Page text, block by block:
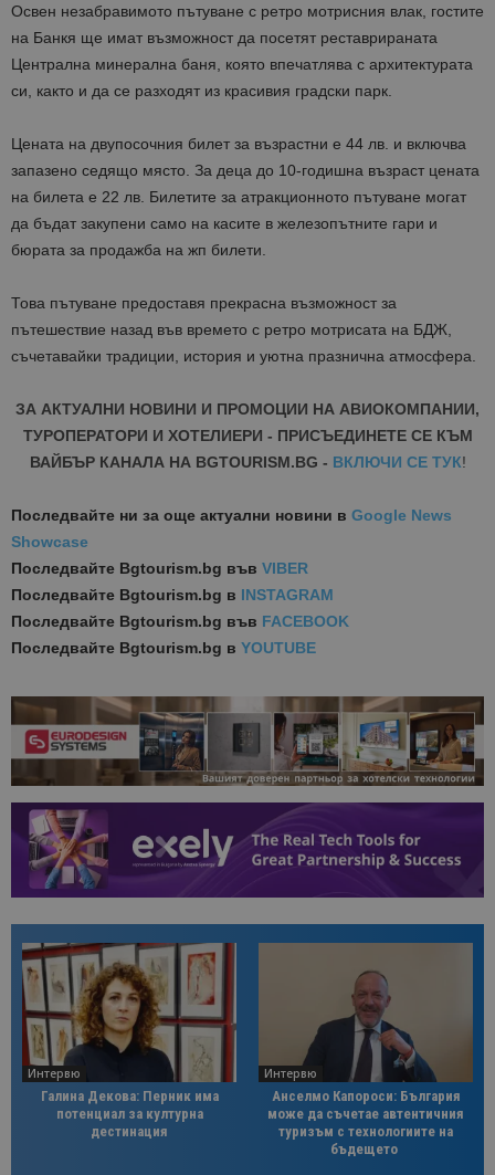
Освен незабравимото пътуване с ретро мотрисния влак, гостите
на Банкя ще имат възможност да посетят реставрираната
Централна минерална баня, която впечатлява с архитектурата
си, както и да се разходят из красивия градски парк.
Цената на двупосочния билет за възрастни е 44 лв. и включва
запазено седящо място. За деца до 10-годишна възраст цената
на билета е 22 лв. Билетите за атракционното пътуване могат
да бъдат закупени само на касите в железопътните гари и
бюрата за продажба на жп билети.
Това пътуване предоставя прекрасна възможност за
пътешествие назад във времето с ретро мотрисата на БДЖ,
съчетавайки традиции, история и уютна празнична атмосфера.
ЗА АКТУАЛНИ НОВИНИ И ПРОМОЦИИ НА АВИОКОМПАНИИ,
ТУРОПЕРАТОРИ И ХОТЕЛИЕРИ - ПРИСЪЕДИНЕТЕ СЕ КЪМ
ВАЙБЪР КАНАЛА НА BGTOURISM.BG - ВКЛЮЧИ СЕ ТУК!
Последвайте ни за още актуални новини в Google News
Showcase
Последвайте Bgtourism.bg във VIBER
Последвайте Bgtourism.bg в INSTAGRAM
Последвайте Bgtourism.bg във FACEBOOK
Последвайте Bgtourism.bg в YOUTUBE
Интервю
Галина Декова: Перник има
потенциал за културна
дестинация
Интервю
Анселмо Капороси: България
може да съчетае автентичния
туризъм с технологиите на
бъдещето